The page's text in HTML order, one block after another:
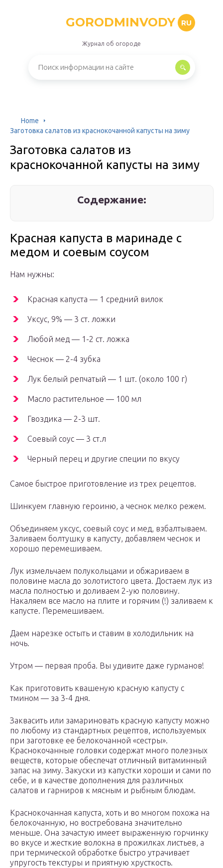
GORODMINVODY RU
Журнал об огороде
Home
Заготовка салатов из краснокочанной капусты на зиму
Заготовка салатов из
краснокочанной капусты на зиму
Содержание:
Красная капуста в маринаде с
медом и соевым соусом
Нам нужны:
Красная капуста — 1 средний вилок
Уксус, 9% — 3 ст. ложки
Любой мед — 1-2 ст. ложка
Чеснок — 2-4 зубка
Лук белый репчатый — 1 шт. (около 100 г)
Масло растительное — 100 мл
Гвоздика — 2-3 шт.
Соевый соус — 3 ст.л
Черный перец и другие специи по вкусу
Самое быстрое приготовление из трех рецептов.
Шинкуем главную героиню, а чеснок мелко режем.
Объединяем уксус, соевый соус и мед, взбалтываем.
Заливаем болтушку в капусту, добавляем чеснок и
хорошо перемешиваем.
Лук измельчаем полукольцами и обжариваем в
половине масла до золотистого цвета. Достаем лук из
масла полностью и доливаем 2-ую половину.
Накаляем все масло на плите и горячим (!) заливаем к
капусте. Перемешиваем.
Даем нарезке остыть и ставим в холодильник на
ночь.
Утром — первая проба. Вы удивите даже гурманов!
Как приготовить квашеную красную капусту с
тмином — за 3-4 дня.
Заквасить или замариновать красную капусту можно
по любому из стандартных рецептов, используемых
при заготовке ее белокочанной «сестры».
Краснокочанные головки содержат много полезных
веществ, которые обеспечат отличный витаминный
запас на зиму. Закуски из капустки хороши и сами по
себе, и в качестве дополнения для различных
салатов и гарниров к мясным и рыбным блюдам.
Краснокочанная капуста, хоть и во многом похожа на
белокочанную, но востребована значительно
меньше. Она зачастую имеет выраженную горчинку
во вкусе и жесткие волокна в прожилках листьев, а
при термической обработке быстро утрачивает
упругость текстуры и приятную хрусткость.